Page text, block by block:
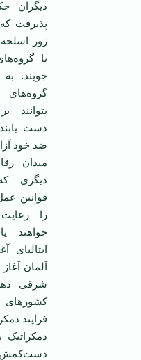
دیگران
پذیرفت
زور
یا
جویند.
دست
ضد خود
میدان
دیگری
قوانین
را
خواهند
آلمان
شرقی
کشورهای
فرایند
دمکراتیک